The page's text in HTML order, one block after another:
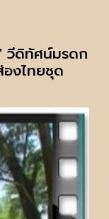
วีดิทัศน์มรดก
องไทยชุด